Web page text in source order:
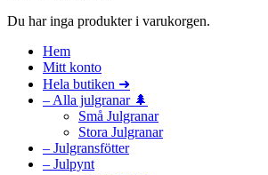
Du har inga produkter i varukorgen.
Hem
Mitt konto
Hela butiken ➜
– Alla julgranar 🌲
Små Julgranar
Stora Julgranar
– Julgransfötter
– Julpynt